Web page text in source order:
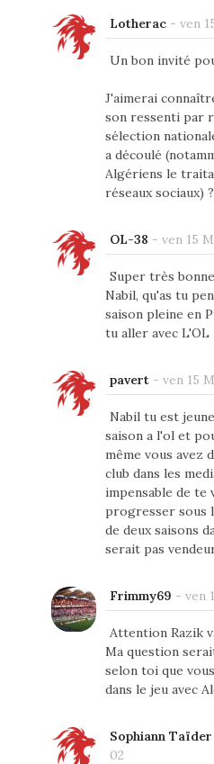
Lotherac- ven
Un bon invité
J'aimerai
son ressenti par
sélection
a découlé
Algériens le
réseaux sociaux) ?
OL-38 - ven 15
Super très
Nabil, qu'as tu
saison pleine en
tu aller avec L'OL
pavert- ven 15
Nabil tu est
saison a l'ol et
même vous avez
club dans les
impensable de
progresser sous
de deux saisons
serait pas
Frimmy69 - ven
Attention Razik
Ma question
selon toi que
dans le jeu avec
Sophiann Taïder
02